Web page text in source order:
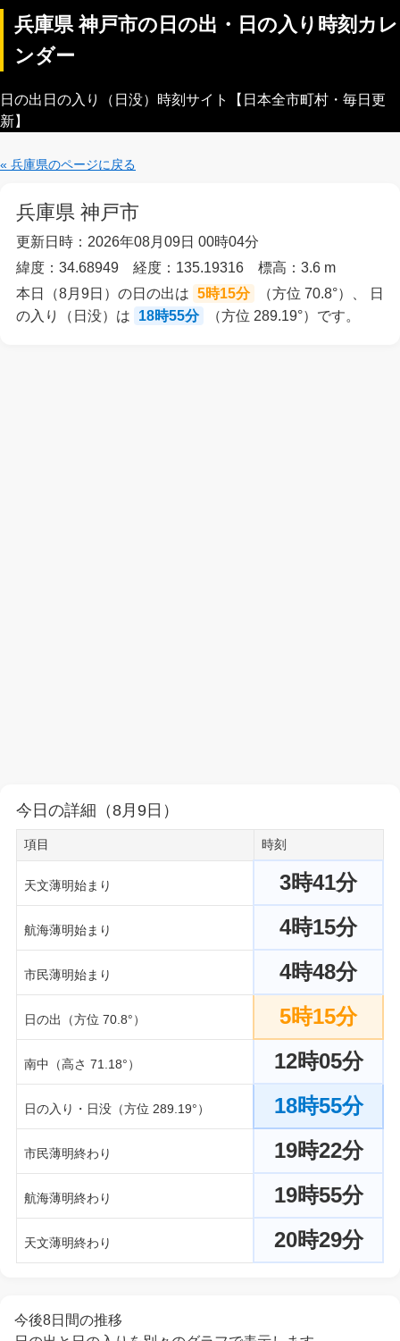
兵庫県 神戸市の日の出・日の入り時刻カレ
ンダー
日の出日の入り（日没）時刻サイト【日本全市町村・毎日更
新】
« 兵庫県のページに戻る
兵庫県 神戸市
更新日時：2026年08月09日 00時04分
緯度：34.68949 経度：135.19316 標高：3.6 m
本日（8月9日）の日の出は 5時15分
（方位 70.8°）、 日
の入り（日没）は
18時55分 （方位 289.19°）です。
今日の詳細（8月9日）
項目 時刻
天文薄明始まり 3時41分
航海薄明始まり 4時15分
市民薄明始まり 4時48分
日の出（方位 70.8°） 5時15分
南中（高さ 71.18°） 12時05分
日の入り・日没（方位 289.19°） 18時55分
市民薄明終わり 19時22分
航海薄明終わり 19時55分
天文薄明終わり 20時29分
今後8日間の推移